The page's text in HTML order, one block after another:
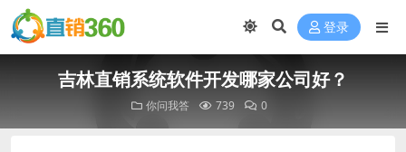
登录
吉林直销系统软件开发哪家公司好？
你问我答 739 0